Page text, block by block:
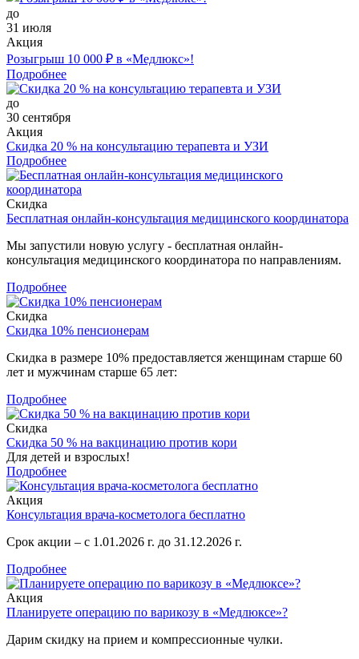
до
31 июля
Акция
Розыгрыш 10 000 ₽ в «Медлюкс»!
Подробнее
до
30 сентября
Акция
Скидка 20 % на консультацию терапевта и УЗИ
Подробнее
Скидка
Бесплатная онлайн-консультация медицинского координатора
Мы запустили новую услугу - бесплатная онлайн-
консультация медицинского координатора по направлениям.
Подробнее
Скидка
Скидка 10% пенсионерам
Скидка в размере 10% предоставляется женщинам старше 60
лет и мужчинам старше 65 лет:
Подробнее
Скидка
Скидка 50 % на вакцинацию против кори
Для детей и взрослых!
Подробнее
Акция
Консультация врача-косметолога бесплатно
Срок акции – с 1.01.2026 г. до 31.12.2026 г.
Подробнее
Акция
Планируете операцию по варикозу в «Медлюксе»?
Дарим скидку на прием и компрессионные чулки.